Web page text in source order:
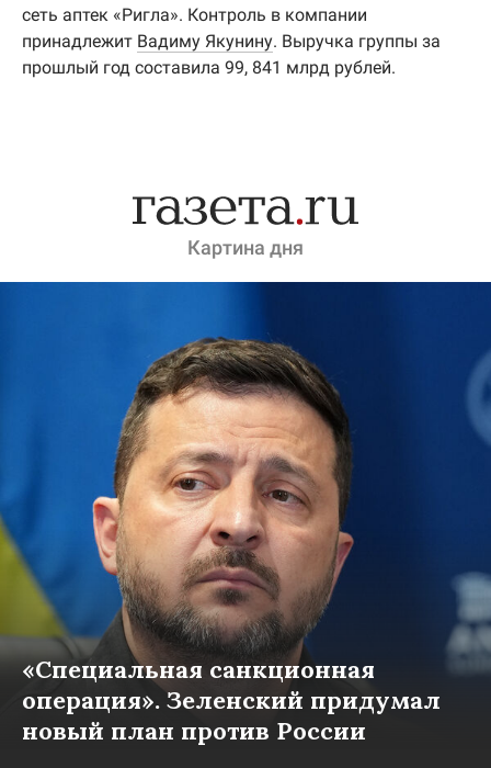
сеть аптек «Ригла». Контроль в компании
принадлежит Вадиму Якунину. Выручка группы за
прошлый год составила 99, 841 млрд рублей.
Картина дня
«Специальная санкционная
операция». Зеленский придумал
новый план против России